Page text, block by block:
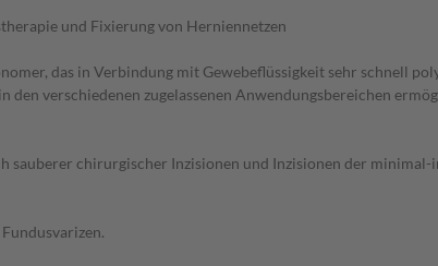
und Fixierung von Herniennetzen
das in Verbindung mit Gewebeflüssigkeit sehr schnell
verschiedenen zugelassenen Anwendungsbereichen
sauberer chirurgischer Inzisionen und Inzisionen der